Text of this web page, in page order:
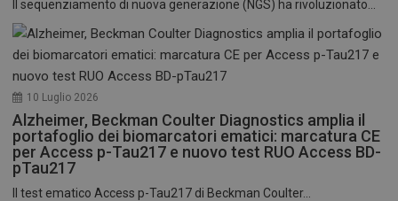
Il sequenziamento di nuova generazione (NGS) ha rivoluzionato...
10 Luglio 2026
Alzheimer, Beckman Coulter Diagnostics amplia il
portafoglio dei biomarcatori ematici: marcatura CE
per Access p-Tau217 e nuovo test RUO Access BD-
pTau217
Il test ematico Access p-Tau217 di Beckman Coulter...